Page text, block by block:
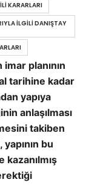
planının
tarihine kadar
yapıya
anlaşılması
takiben
bu
kazanılmış
KARARLARI
İLGILI DANIŞTAY